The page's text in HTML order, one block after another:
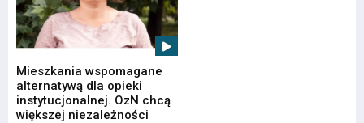
Mieszkania wspomagane
alternatywą dla opieki
instytucjonalnej. OzN chcą
większej niezależności